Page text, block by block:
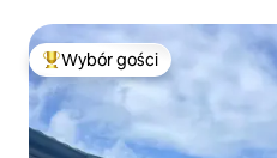
Najpopularniejsze z kategorii
Wybór gości